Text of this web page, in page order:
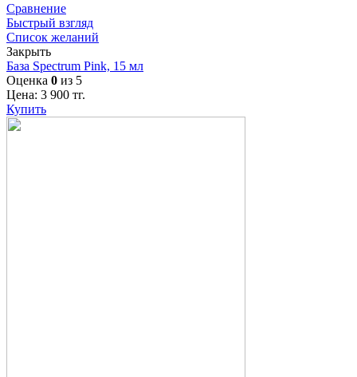
Сравнение
Быстрый взгляд
Список желаний
Закрыть
База Spectrum Pink, 15 мл
Оценка 0 из 5
Цена: 3 900 тг.
Купить